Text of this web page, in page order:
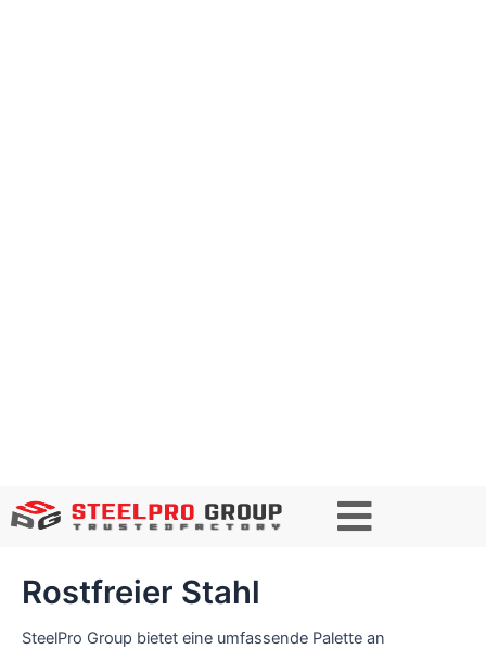
Rostfreier Stahl
SteelPro Group bietet eine umfassende Palette an